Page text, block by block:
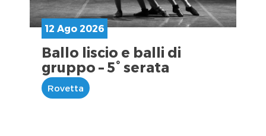
12 Ago 2026
Ballo liscio e balli di
gruppo – 5° serata
Rovetta